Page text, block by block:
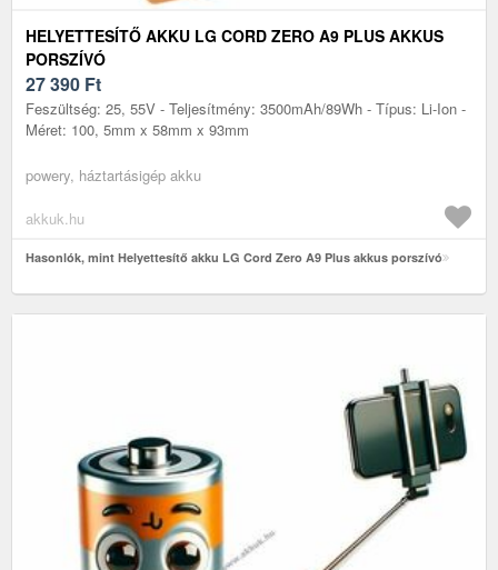
HELYETTESÍTŐ AKKU LG CORD ZERO A9 PLUS AKKUS
PORSZÍVÓ
27 390 Ft
Feszültség: 25, 55V - Teljesítmény: 3500mAh/89Wh - Típus: Li-Ion -
Méret: 100, 5mm x 58mm x 93mm
powery, háztartásigép akku
akkuk.hu
Hasonlók, mint Helyettesítő akku LG Cord Zero A9 Plus akkus porszívó